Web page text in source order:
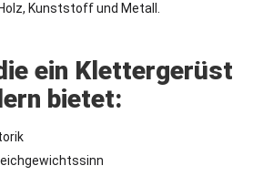
Kunststoff und Metall.
ein Klettergerüst
bietet: